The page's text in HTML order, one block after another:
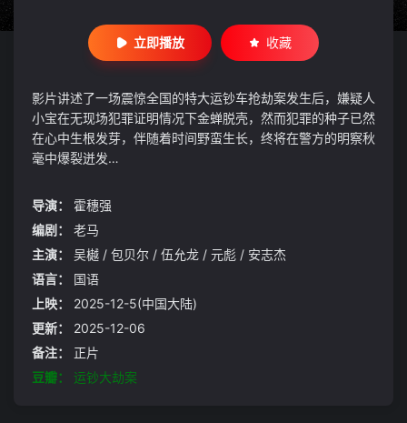
立即播放 收藏
影片讲述了一场震惊全国的特大运钞车抢劫案发生后，嫌疑人
小宝在无现场犯罪证明情况下金蝉脱壳，然而犯罪的种子已然
在心中生根发芽，伴随着时间野蛮生长，终将在警方的明察秋
毫中爆裂迸发…
导演：
霍穗强
编剧：
老马
主演：
吴樾 / 包贝尔 / 伍允龙 / 元彪 / 安志杰
语言：
国语
上映：
2025-12-5(中国大陆)
更新：
2025-12-06
备注：
正片
豆瓣：
运钞大劫案